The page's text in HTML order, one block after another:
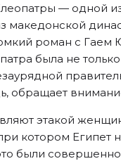
— одной
македонской
роман с
была не
обращает
этакой
котором Египет
были